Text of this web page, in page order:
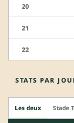
20
21
22
STATS PAR
Les deux Stade